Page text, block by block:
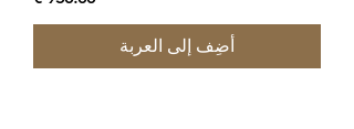
أضِف إلى العربة